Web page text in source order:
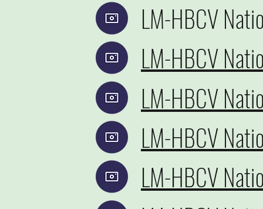
LM-HBCV
LM-HBCV
LM-HBCV
LM-HBCV
LM-HBCV